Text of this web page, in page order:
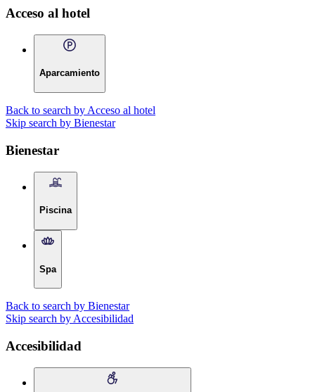
Acceso al hotel
Aparcamiento
Back to search by Acceso al hotel
Skip search by Bienestar
Bienestar
Piscina
Spa
Back to search by Bienestar
Skip search by Accesibilidad
Accesibilidad